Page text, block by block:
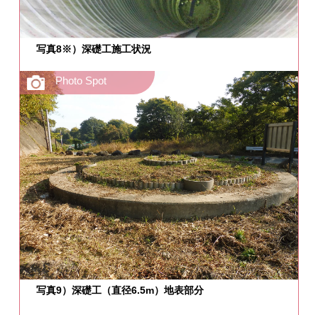
写真8※）深礎工施工状況
写真9）深礎工（直径6.5m）地表部分